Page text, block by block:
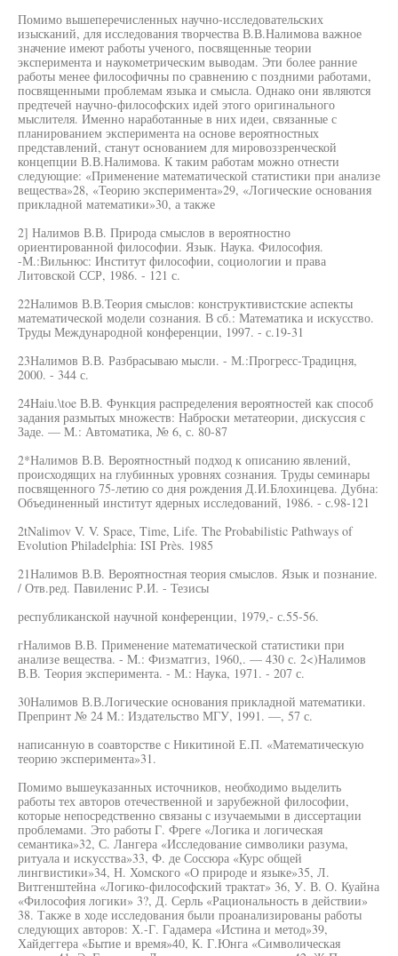
Помимо вышеперечисленных научно-исследовательских
изысканий, для исследования творчества В.В.Налимова важное
значение имеют работы ученого, посвященные теории
эксперимента и наукометрическим выводам. Эти более ранние
работы менее философичны по сравнению с поздними работами,
посвященными проблемам языка и смысла. Однако они являются
предтечей научно-философских идей этого оригинального
мыслителя. Именно наработанные в них идеи, связанные с
планированием эксперимента на основе вероятностных
представлений, станут основанием для мировоззренческой
концепции В.В.Налимова. К таким работам можно отнести
следующие: «Применение математической статистики при анализе
вещества»28, «Теорию эксперимента»29, «Логические основания
прикладной математики»30, а также
2] Налимов В.В. Природа смыслов в вероятностно
ориентированной философии. Язык. Наука. Философия.
-М.:Вильнюс: Институт философии, социологии и права
Литовской ССР, 1986. - 121 с.
22Налимов В.В.Теория смыслов: конструктивистские аспекты
математической модели сознания. В сб.: Математика и искусство.
Труды Международной конференции, 1997. - с.19-31
23Налимов В.В. Разбрасываю мысли. - М.:Прогресс-Традицня,
2000. - 344 с.
24Haiu.\toe В.В. Функция распределения вероятностей как способ
задания размытых множеств: Наброски метатеории, дискуссия с
Заде. — M.: Автоматика, № 6, с. 80-87
2*Налимов В.В. Вероятностный подход к описанию явлений,
происходящих на глубинных уровнях сознания. Труды семинары
посвященного 75-летию со дня рождения Д.И.Блохинцева. Дубна:
Объединенный институт ядерных исследований, 1986. - с.98-121
2tNalimov V. V. Space, Time, Life. The Probabilistic Pathways of
Evolution Philadelphia: ISI Près. 1985
21Налимов В.В. Вероятностная теория смыслов. Язык и познание.
/ Отв.ред. Павиленис Р.И. - Тезисы
республиканской научной конференции, 1979,- с.55-56.
гНалимов В.В. Применение математической статистики при
анализе вещества. - M.: Физматгиз, 1960,. — 430 с. 2<)Налимов
В.В. Теория эксперимента. - М.: Наука, 1971. - 207 с.
30Налимов В.В.Логические основания прикладной математики.
Препринт № 24 M.: Издательство МГУ, 1991. —, 57 с.
написанную в соавторстве с Никитиной Е.П. «Математическую
теорию эксперимента»31.
Помимо вышеуказанных источников, необходимо выделить
работы тех авторов отечественной и зарубежной философии,
которые непосредственно связаны с изучаемыми в диссертации
проблемами. Это работы Г. Фреге «Логика и логическая
семантика»32, С. Лангера «Исследование символики разума,
ритуала и искусства»33, Ф. де Соссюра «Курс общей
лингвистики»34, Н. Хомского «О природе и языке»35, Л.
Витгенштейна «Логико-философский трактат» 36, У. В. О. Куайна
«Философия логики» 3?, Д. Серль «Рациональность в действии»
38. Также в ходе исследования были проанализированы работы
следующих авторов: Х.-Г. Гадамера «Истина и метод»39,
Хайдеггера «Бытие и время»40, К. Г.Юнга «Символическая